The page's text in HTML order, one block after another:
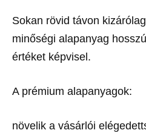
Sokan rövid távon
minőségi alapanyag
értéket képvisel.
A prémium alapanyagok:
növelik a vásárlói